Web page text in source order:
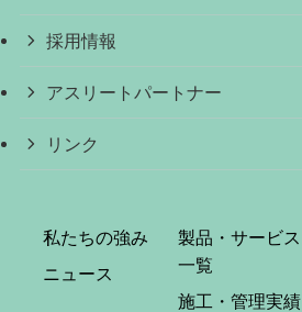
採用情報
アスリートパートナー
リンク
私たちの強み
ニュース
製品・サービス
一覧
施工・管理実績